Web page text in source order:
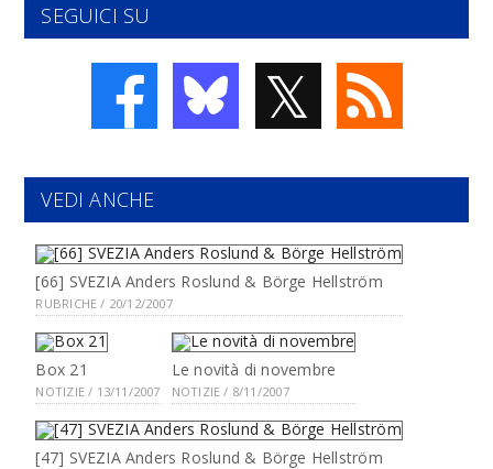
SEGUICI SU
𝕏
VEDI ANCHE
[66] SVEZIA Anders Roslund & Börge Hellström
RUBRICHE / 20/12/2007
Box 21
NOTIZIE / 13/11/2007
Le novità di novembre
NOTIZIE / 8/11/2007
[47] SVEZIA Anders Roslund & Börge Hellström